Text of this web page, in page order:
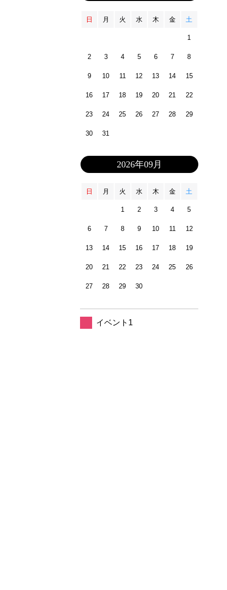
日 月 火 水 木 金 土
1
2 3 4 5 6 7 8
9 10 11 12 13 14 15
16 17 18 19 20 21 22
23 24 25 26 27 28 29
30 31
2026年09月
日 月 火 水 木 金 土
1 2 3 4 5
6 7 8 9 10 11 12
13 14 15 16 17 18 19
20 21 22 23 24 25 26
27 28 29 30
イベント1